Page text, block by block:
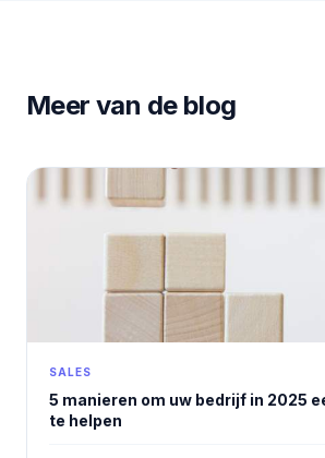
Meer van de blog
SALES
5 manieren om uw bedrijf in 2025
te helpen